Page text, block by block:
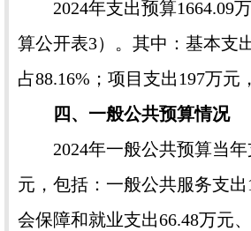
2024年支出预算1664.09
算公开表3）。其中：基本支
占88.16%；项目支出197万元
四、一般公共预算情况
2024年一般公共预算当年
元，包括：一般公共服务支出
会保障和就业支出66.48万元